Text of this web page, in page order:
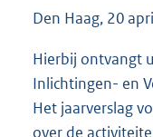
Den Haag, 20
Hierbij ontvangt
Inlichtingen- en
Het jaarverslag
over de